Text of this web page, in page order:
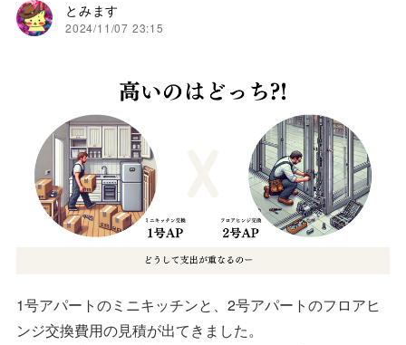
とみます
2024/11/07 23:15
1号アパートのミニキッチンと、2号アパートのフロアヒ
ンジ交換費用の見積が出てきました。